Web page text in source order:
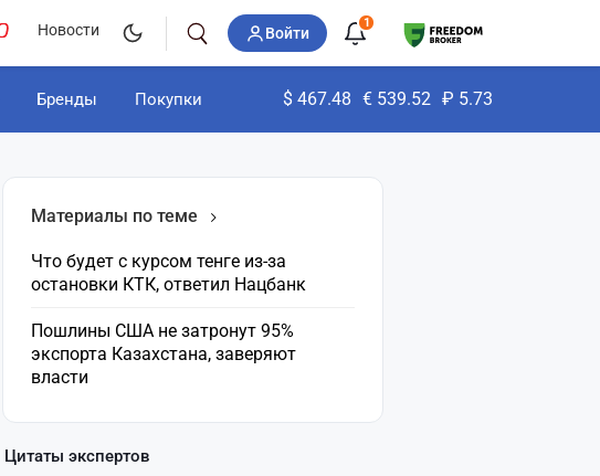
Новости Войти
1
Бренды Покупки $ 467.48 € 539.52 ₽ 5.73
Материалы по теме
Что будет с курсом тенге из-за
остановки КТК, ответил Нацбанк
Пошлины США не затронут 95%
экспорта Казахстана, заверяют
власти
Цитаты экспертов